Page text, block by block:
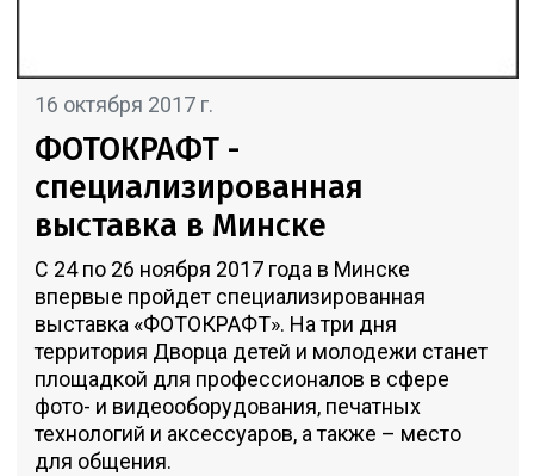
16 октября 2017 г.
ФОТОКРАФТ -
специализированная
выставка в Минске
С 24 по 26 ноября 2017 года в Минске
впервые пройдет специализированная
выставка «ФОТОКРАФТ». На три дня
территория Дворца детей и молодежи станет
площадкой для профессионалов в сфере
фото- и видеооборудования, печатных
технологий и аксессуаров, а также – место
для общения.